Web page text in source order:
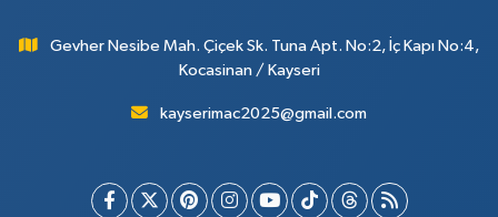
Gevher Nesibe Mah. Çiçek Sk. Tuna Apt. No:2, İç Kapı No:4,
Kocasinan / Kayseri
kayserimac2025@gmail.com